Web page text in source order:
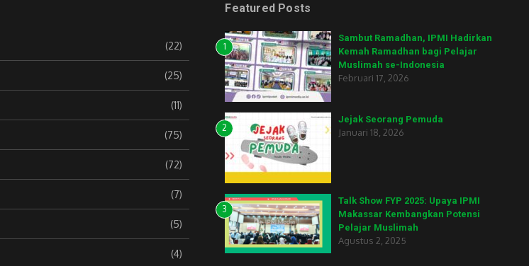
(22)
(25)
(11)
(75)
(72)
(7)
(5)
(4)
Featured Posts
1
Sambut Ramadhan, IPMI Hadirkan
Kemah Ramadhan bagi Pelajar
Muslimah se-Indonesia
Februari 17, 2026
2
Jejak Seorang Pemuda
Januari 18, 2026
3
Talk Show FYP 2025: Upaya IPMI
Makassar Kembangkan Potensi
Pelajar Muslimah
Agustus 2, 2025